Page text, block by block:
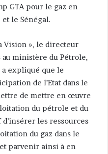
GTA pour le gaz en
le Sénégal.
Vision », le directeur
ministère du Pétrole,
expliqué que le
de l’Etat dans le
de mettre en œuvre
du pétrole et du
les ressources
du gaz dans le
parvenir ainsi à en